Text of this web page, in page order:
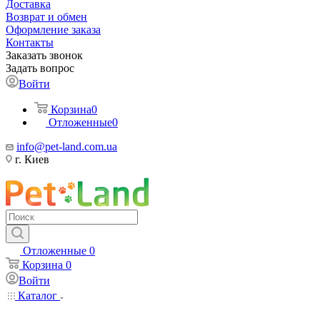
Доставка
Возврат и обмен
Оформление заказа
Контакты
Заказать звонок
Задать вопрос
Войти
Корзина0
Отложенные0
info@pet-land.com.ua
г. Киев
Отложенные 0
Корзина 0
Войти
Каталог